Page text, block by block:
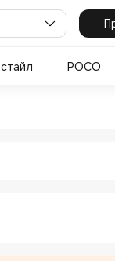
POCO
Store